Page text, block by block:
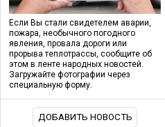
Если Вы стали свидетелем аварии,
пожара, необычного погодного
явления, провала дороги или
прорыва теплотрассы, сообщите об
этом в ленте народных новостей.
Загружайте фотографии через
специальную форму.
ДОБАВИТЬ НОВОСТЬ